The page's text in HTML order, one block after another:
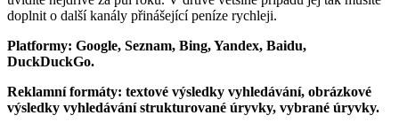
doplnit o další kanály přinášející peníze rychleji.
Platformy: Google, Seznam, Bing, Yandex, Baidu,
DuckDuckGo.
Reklamní formáty: textové výsledky vyhledávání, obrázkové
výsledky vyhledávání strukturované úryvky, vybrané úryvky.